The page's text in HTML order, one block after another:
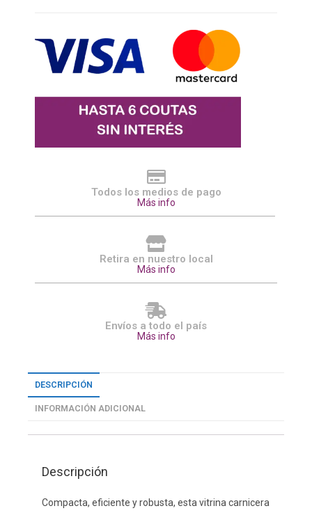
Todos los medios de pago
Más info
Retira en nuestro local
Más info
Envíos a todo el país
Más info
DESCRIPCIÓN
INFORMACIÓN ADICIONAL
Descripción
Compacta, eficiente y robusta, esta vitrina carnicera